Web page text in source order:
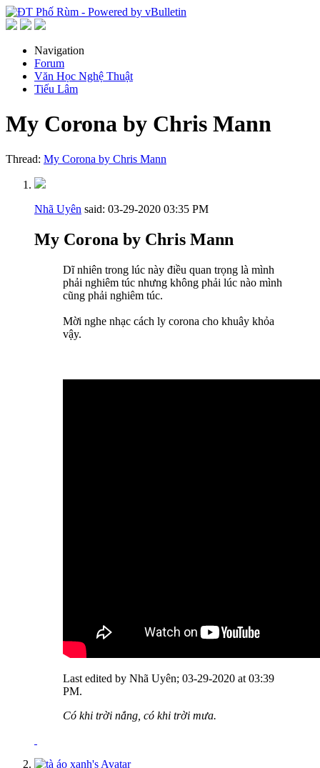
Navigation
Forum
Văn Học Nghệ Thuật
Tiếu Lâm
My Corona by Chris Mann
Thread: My Corona by Chris Mann
Nhã Uyên said: 03-29-2020 03:35 PM
My Corona by Chris Mann
Dĩ nhiên trong lúc này điều quan trọng là mình
phải nghiêm túc nhưng không phải lúc nào mình
cũng phải nghiêm túc.
Mời nghe nhạc cách ly corona cho khuây khỏa
vậy.
Last edited by Nhã Uyên; 03-29-2020 at 03:39
PM.
Có khi trời nắng, có khi trời mưa.